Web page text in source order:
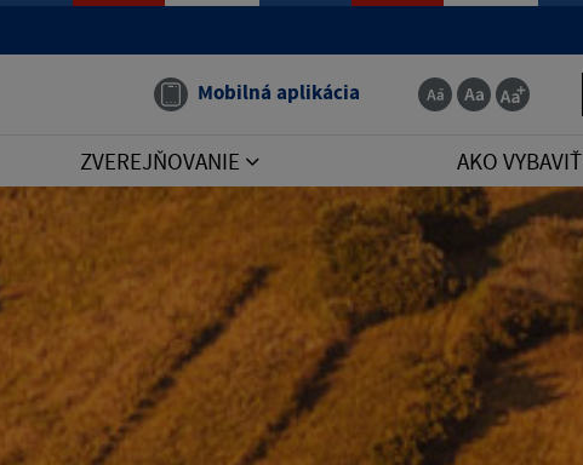
Mobilná aplikácia
ZVEREJŇOVANIE AKO VYBAVIŤ